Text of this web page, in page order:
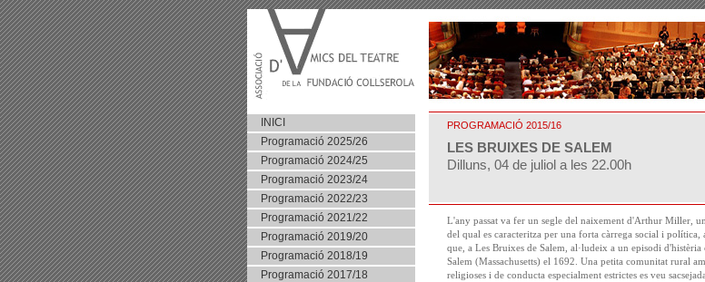
INICI
Programació 2025/26
Programació 2024/25
Programació 2023/24
Programació 2022/23
Programació 2021/22
Programació 2019/20
Programació 2018/19
Programació 2017/18
PROGRAMACIÓ 2015/16
LES BRUIXES DE SALEM
Dilluns, 04 de juliol a les 22.00h
L'any passat va fer un segle del naixement d'Arthur Miller,
del qual es caracteritza per una forta càrrega social i política,
que, a Les Bruixes de Salem, al·ludeix a un episodi d'histèria
Salem (Massachusetts) el 1692. Una petita comunitat rural
religioses i de conducta especialment estrictes es veu